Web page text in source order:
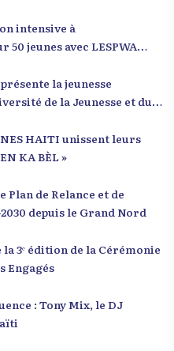
intensive à
jeunes avec LESPWA
la jeunesse
de la Jeunesse et du
HAITI unissent leurs
KA BÈL »
Plan de Relance et de
depuis le Grand Nord
3ᵉ édition de la Cérémonie
Engagés
: Tony Mix, le DJ